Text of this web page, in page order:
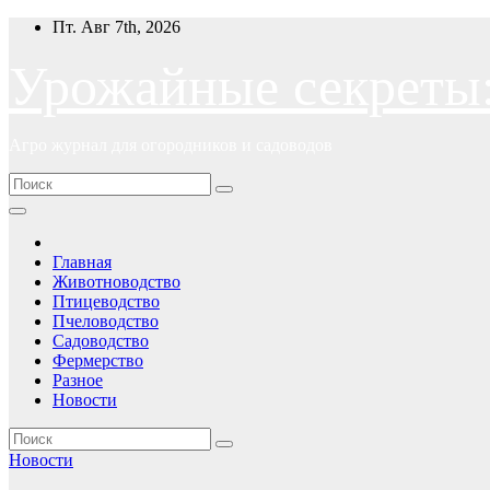
ПерейтиПт. Авг 7th, 2026
Главная
Животноводство
Птицеводство
Пчеловодство
Садоводство
Фермерство
Разное
Новости
Новости